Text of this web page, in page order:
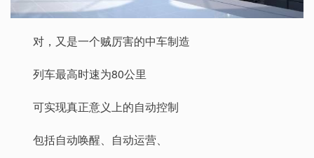
对，又是一个贼厉害的中车制造
列车最高时速为80公里
可实现真正意义上的自动控制
包括自动唤醒、自动运营、